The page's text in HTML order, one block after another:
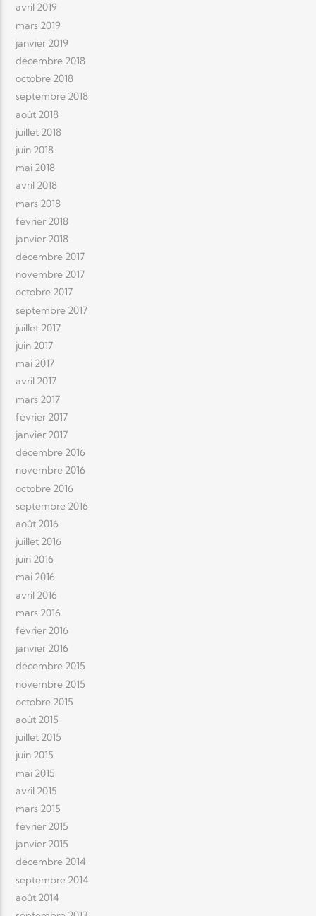
avril 2019
mars 2019
janvier 2019
décembre 2018
octobre 2018
septembre 2018
août 2018
juillet 2018
juin 2018
mai 2018
avril 2018
mars 2018
février 2018
janvier 2018
décembre 2017
novembre 2017
octobre 2017
septembre 2017
juillet 2017
juin 2017
mai 2017
avril 2017
mars 2017
février 2017
janvier 2017
décembre 2016
novembre 2016
octobre 2016
septembre 2016
août 2016
juillet 2016
juin 2016
mai 2016
avril 2016
mars 2016
février 2016
janvier 2016
décembre 2015
novembre 2015
octobre 2015
août 2015
juillet 2015
juin 2015
mai 2015
avril 2015
mars 2015
février 2015
janvier 2015
décembre 2014
septembre 2014
août 2014